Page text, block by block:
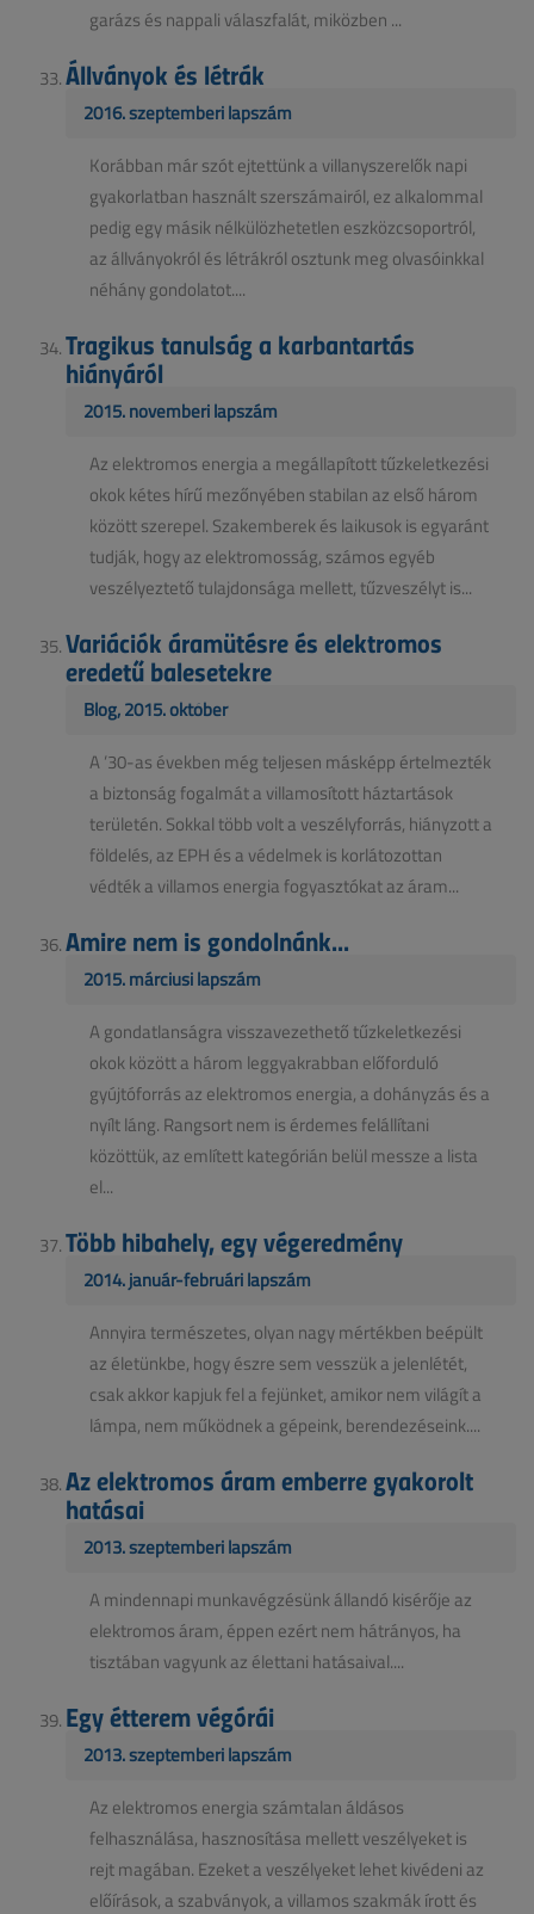
garázs és nappali válaszfalát, miközben ...
Állványok és létrák
2016. szeptemberi lapszám
Korábban már szót ejtettünk a villanyszerelők napi
gyakorlatban használt szerszámairól, ez alkalommal
pedig egy másik nélkülözhetetlen eszközcsoportról,
az állványokról és létrákról osztunk meg olvasóinkkal
néhány gondolatot....
Tragikus tanulság a karbantartás
hiányáról
2015. novemberi lapszám
Az elektromos energia a megállapított tűzkeletkezési
okok kétes hírű mezőnyében stabilan az első három
között szerepel. Szakemberek és laikusok is egyaránt
tudják, hogy az elektromosság, számos egyéb
veszélyeztető tulajdonsága mellett, tűzveszélyt is...
Variációk áramütésre és elektromos
eredetű balesetekre
Blog, 2015. október
A ’30-as években még teljesen másképp értelmezték
a biztonság fogalmát a villamosított háztartások
területén. Sokkal több volt a veszélyforrás, hiányzott a
földelés, az EPH és a védelmek is korlátozottan
védték a villamos energia fogyasztókat az áram...
Amire nem is gondolnánk...
2015. márciusi lapszám
A gondatlanságra visszavezethető tűzkeletkezési
okok között a három leggyakrabban előforduló
gyújtóforrás az elektromos energia, a dohányzás és a
nyílt láng. Rangsort nem is érdemes felállítani
közöttük, az említett kategórián belül messze a lista
el...
Több hibahely, egy végeredmény
2014. január-februári lapszám
Annyira természetes, olyan nagy mértékben beépült
az életünkbe, hogy észre sem vesszük a jelenlétét,
csak akkor kapjuk fel a fejünket, amikor nem világít a
lámpa, nem működnek a gépeink, berendezéseink....
Az elektromos áram emberre gyakorolt
hatásai
2013. szeptemberi lapszám
A mindennapi munkavégzésünk állandó kisérője az
elektromos áram, éppen ezért nem hátrányos, ha
tisztában vagyunk az élettani hatásaival....
Egy étterem végórái
2013. szeptemberi lapszám
Az elektromos energia számtalan áldásos
felhasználása, hasznosítása mellett veszélyeket is
rejt magában. Ezeket a veszélyeket lehet kivédeni az
előírások, a szabványok, a villamos szakmák írott és